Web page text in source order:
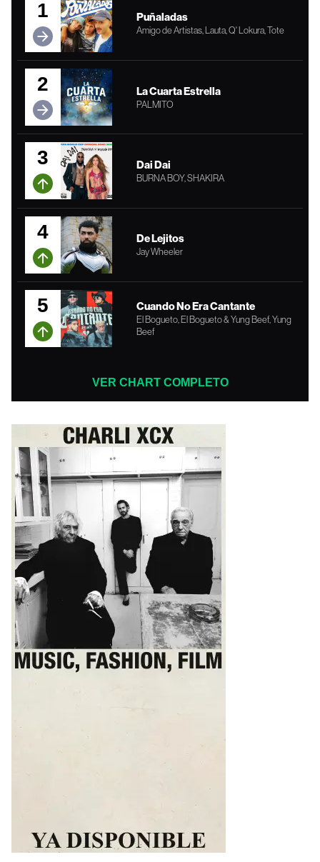
1 Puñaladas
Amigo de Artistas, Lauta, Q' Lokura, Tote
2 La Cuarta Estrella
PALMITO
3 Dai Dai
BURNA BOY, SHAKIRA
4 De Lejitos
Jay Wheeler
5 Cuando No Era Cantante
El Bogueto, El Bogueto & Yung Beef, Yung
Beef
VER CHART COMPLETO